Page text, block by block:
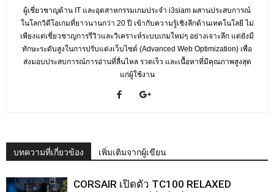
ผู้เชี่ยวชาญด้าน IT และอุตสาหกรรมเกมประจำ i3siam ผสานประสบการณ์
ในโลกวิดีโอเกมที่ยาวนานกว่า 20 ปี เข้ากับความรู้เชิงลึกด้านเทคโนโลยี ไม่
เพียงแต่เชี่ยวชาญการรีวิวและวิเคราะห์ระบบเกมใหม่ๆ อย่างเจาะลึก แต่ยังมี
ทักษะระดับสูงในการปรับแต่งเว็บไซต์ (Advanced Web Optimization) เพื่อ
ส่งมอบประสบการณ์การอ่านที่ลื่นไหล รวดเร็ว และเนื้อหาที่มีคุณภาพสูงสุด
แก่ผู้ใช้งาน
บทความที่เกี่ยวข้อง เพิ่มเติมจากผู้เขียน
CORSAIR เปิดตัว TC100 RELAXED